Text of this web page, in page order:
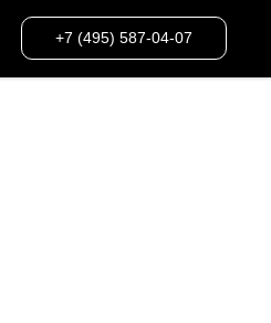
+7 (495) 587-04-07